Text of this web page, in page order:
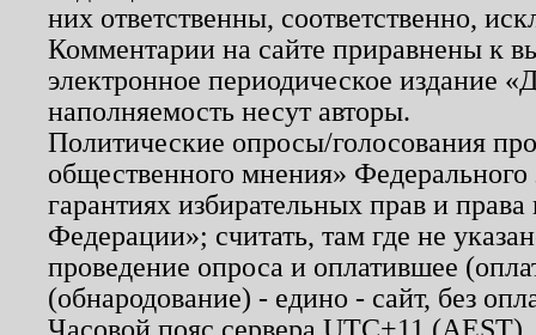
них ответственны, соответственно,
Комментарии на сайте приравнены к
электронное периодическое издание
наполняемость несут авторы.
Политические опросы/голосования
общественного мнения»
гарантиях избирательных прав и
Федерации»; считать, там где не
проведение опроса и оплатившее
(обнародование) - едино - сайт, без
Часовой пояс сервера UTC+11